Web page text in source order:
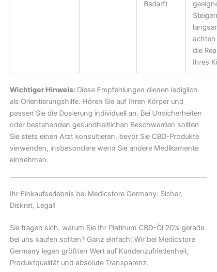
Bedarf)
achten
die
Ihres
Wichtiger Hinweis: Diese Empfehlungen dienen lediglich
als Orientierungshilfe. Hören Sie auf Ihren Körper und
passen Sie die Dosierung individuell an. Bei Unsicherheiten
oder bestehenden gesundheitlichen Beschwerden sollten
Sie stets einen Arzt konsultieren, bevor Sie CBD-Produkte
verwenden, insbesondere wenn Sie andere Medikamente
einnehmen.
Ihr Einkaufserlebnis bei Medicstore Germany: Sicher,
Diskret, Legal!
Sie fragen sich, warum Sie Ihr Platinum CBD-Öl 20% gerade
bei uns kaufen sollten? Ganz einfach: Wir bei Medicstore
Germany legen größten Wert auf Kundenzufriedenheit,
Produktqualität und absolute Transparenz.